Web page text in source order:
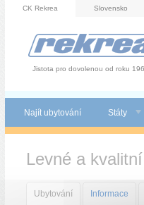
CK Rekrea Slovensko
Jistota pro dovolenou od roku
Najít ubytování Státy
Levné a
Ubytování Informace